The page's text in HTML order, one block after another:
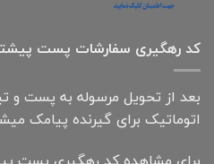
کد رهگیری سفارشات پست
بعد از تحویل مرسوله به پست
اتوماتیک برای گیرنده پیامک